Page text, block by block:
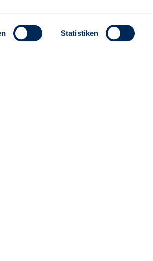
Statistiken